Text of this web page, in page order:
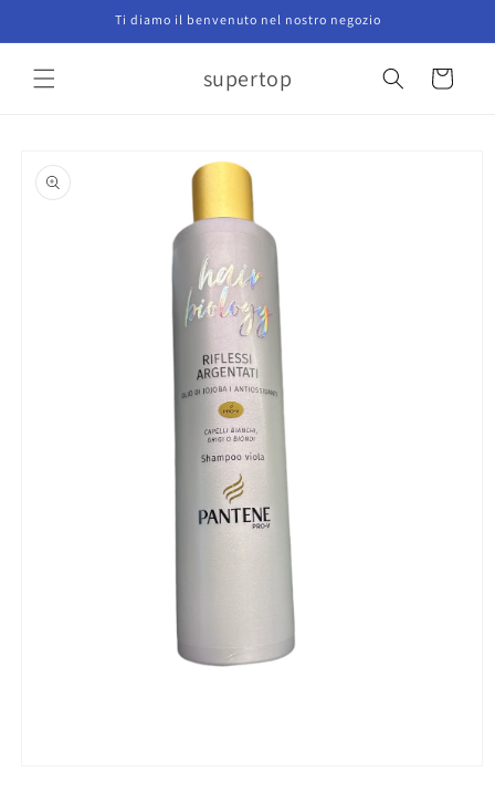
direttamente
ai contenuti
Ti diamo il benvenuto nel nostro negozio
supertop Carrello
informazioni
sul prodotto